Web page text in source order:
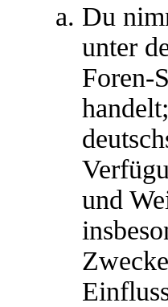
Du
unter
Foren-
und